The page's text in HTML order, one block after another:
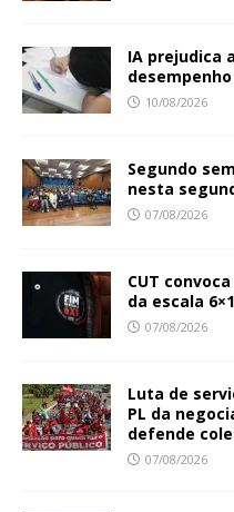
IA prejudica
10/08/2026
Segundo
nesta
07/08/2026
CUT
da escala
07/08/2026
Luta de
PL da
defende
07/08/2026